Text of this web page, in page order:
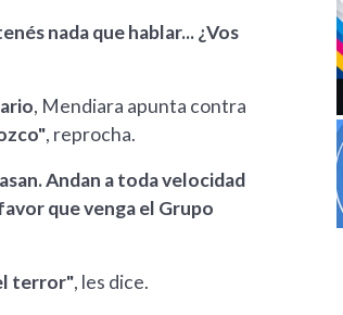
nada que hablar... ¿Vos
, Mendiara apunta contra
, reprocha.
Andan a toda velocidad
que venga el Grupo
terror", les dice.